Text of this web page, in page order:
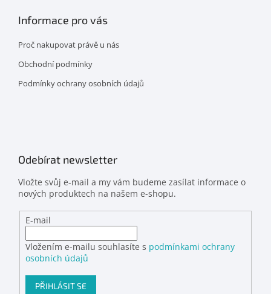
Informace pro vás
Proč nakupovat právě u nás
Obchodní podmínky
Podmínky ochrany osobních údajů
Odebírat newsletter
Vložte svůj e-mail a my vám budeme zasílat informace o
nových produktech na našem e-shopu.
E-mail
Vložením e-mailu souhlasíte s podmínkami ochrany
osobních údajů
PŘIHLÁSIT SE